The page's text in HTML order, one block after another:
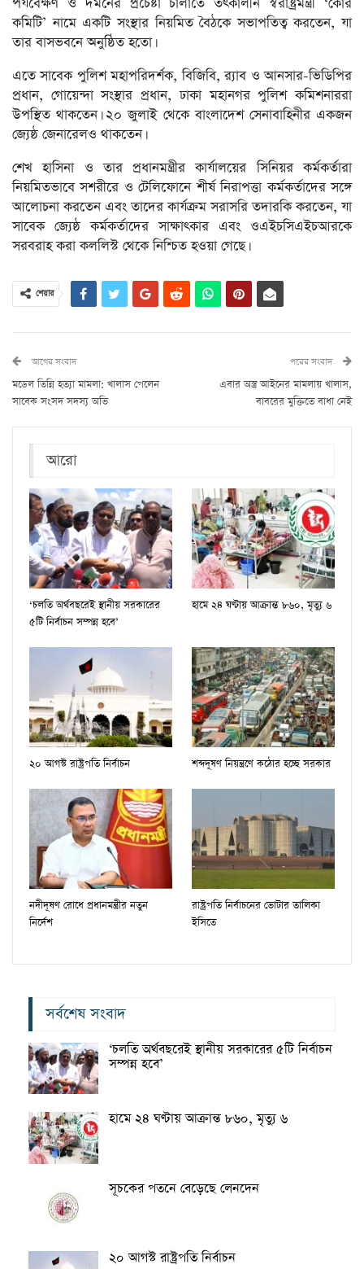
কমিটি’ নামে একটি সংস্থার নিয়মিত বৈঠকে সভাপতিত্ব করতেন, যা
তার বাসভবনে অনুষ্ঠিত হতো।
এতে সাবেক পুলিশ মহাপরিদর্শক, বিজিবি, র‍্যাব ও আনসার-ভিডিপির
প্রধান, গোয়েন্দা সংস্থার প্রধান, ঢাকা মহানগর পুলিশ কমিশনাররা
উপস্থিত থাকতেন। ২০ জুলাই থেকে বাংলাদেশ সেনাবাহিনীর একজন
জ্যেষ্ঠ জেনারেলও থাকতেন।
শেখ হাসিনা ও তার প্রধানমন্ত্রীর কার্যালয়ের সিনিয়র কর্মকর্তারা
নিয়মিতভাবে সশরীরে ও টেলিফোনে শীর্ষ নিরাপত্তা কর্মকর্তাদের সঙ্গে
আলোচনা করতেন এবং তাদের কার্যক্রম সরাসরি তদারকি করতেন, যা
সাবেক জ্যেষ্ঠ কর্মকর্তাদের সাক্ষাৎকার এবং ওএইচসিএইচআরকে
সরবরাহ করা কললিস্ট থেকে নিশ্চিত হওয়া গেছে।
শেয়ার
আগের সংবাদ
মডেল তিন্নি হত্যা মামলা: খালাস পেলেন
সাবেক সংসদ সদস্য অভি
পরের সংবাদ
এবার অস্ত্র আইনের মামলায় খালাস,
বাবরের মুক্তিতে বাধা নেই
আরো
‘চলতি অর্থবছরেই স্থানীয় সরকারের
৫টি নির্বাচন সম্পন্ন হবে’
হামে ২৪ ঘণ্টায় আক্রান্ত ৮৬০, মৃত্যু ৬
২০ আগস্ট রাষ্ট্রপতি নির্বাচন শব্দদূষণ নিয়ন্ত্রণে কঠোর হচ্ছে সরকার
নদীদূষণ রোধে প্রধানমন্ত্রীর নতুন
নির্দেশ
রাষ্ট্রপতি নির্বাচনের ভোটার তালিকা
ইসিতে
সর্বশেষ সংবাদ
‘চলতি অর্থবছরেই স্থানীয় সরকারের ৫টি নির্বাচন
সম্পন্ন হবে’
হামে ২৪ ঘণ্টায় আক্রান্ত ৮৬০, মৃত্যু ৬
সূচকের পতনে বেড়েছে লেনদেন
২০ আগস্ট রাষ্ট্রপতি নির্বাচন